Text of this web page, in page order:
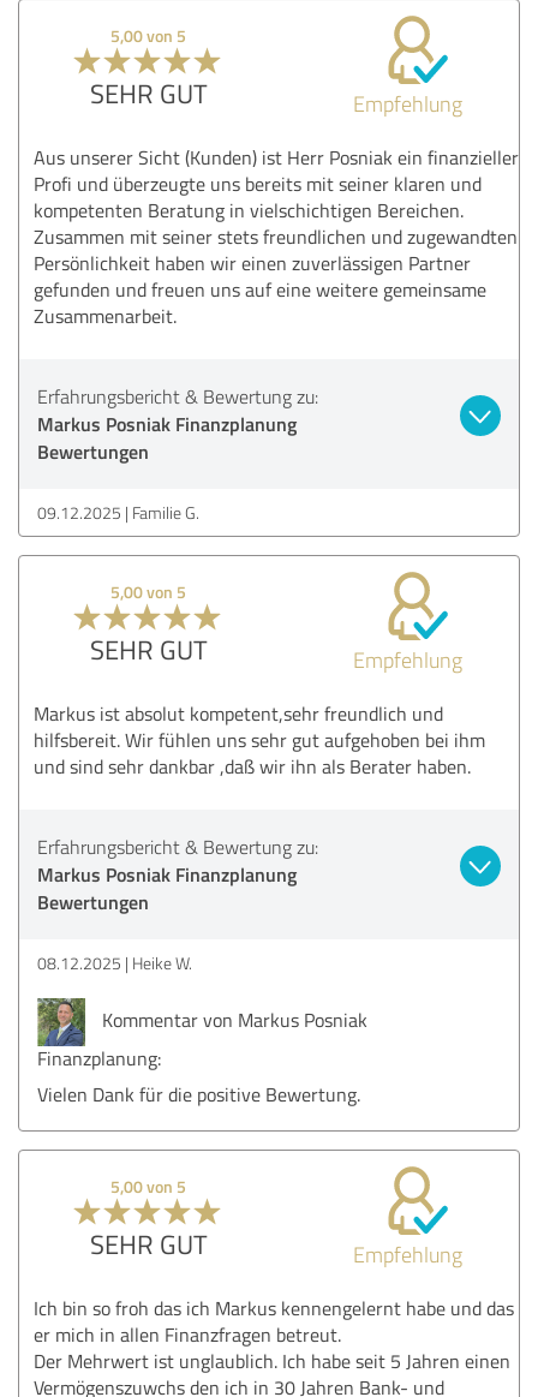
5,00 von 5
SEHR GUT Empfehlung
Aus unserer Sicht (Kunden) ist Herr Posniak ein finanzieller
Profi und überzeugte uns bereits mit seiner klaren und
kompetenten Beratung in vielschichtigen Bereichen.
Zusammen mit seiner stets freundlichen und zugewandten
Persönlichkeit haben wir einen zuverlässigen Partner
gefunden und freuen uns auf eine weitere gemeinsame
Zusammenarbeit.
Erfahrungsbericht & Bewertung zu:
Markus Posniak Finanzplanung
Bewertungen
09.12.2025 Familie G.
5,00 von 5
SEHR GUT Empfehlung
Markus ist absolut kompetent,sehr freundlich und
hilfsbereit. Wir fühlen uns sehr gut aufgehoben bei ihm
und sind sehr dankbar ,daß wir ihn als Berater haben.
Erfahrungsbericht & Bewertung zu:
Markus Posniak Finanzplanung
Bewertungen
08.12.2025 Heike W.
Kommentar von Markus Posniak
Finanzplanung:
Vielen Dank für die positive Bewertung.
5,00 von 5
SEHR GUT Empfehlung
Ich bin so froh das ich Markus kennengelernt habe und das
er mich in allen Finanzfragen betreut.
Der Mehrwert ist unglaublich. Ich habe seit 5 Jahren einen
Vermögenszuwchs den ich in 30 Jahren Bank- und